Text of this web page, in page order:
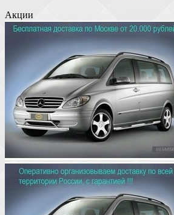
Акции